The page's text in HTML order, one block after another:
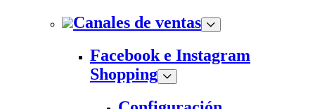
Canales de ventas
Facebook e Instagram
Shopping